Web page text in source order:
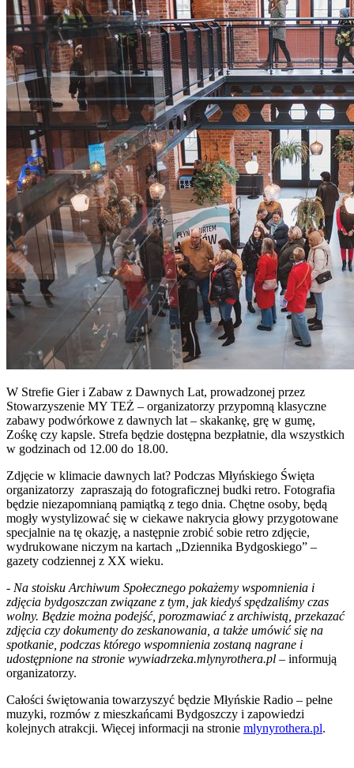
W Strefie Gier i Zabaw z Dawnych Lat, prowadzonej przez
Stowarzyszenie MY TEŻ – organizatorzy przypomną klasyczne
zabawy podwórkowe z dawnych lat – skakankę, grę w gumę,
Zośkę czy kapsle. Strefa będzie dostępna bezpłatnie, dla wszystkich
w godzinach od 12.00 do 18.00.
Zdjęcie w klimacie dawnych lat? Podczas Młyńskiego Święta
organizatorzy zapraszają do fotograficznej budki retro. Fotografia
będzie niezapomnianą pamiątką z tego dnia. Chętne osoby, będą
mogły wystylizować się w ciekawe nakrycia głowy przygotowane
specjalnie na tę okazję, a następnie zrobić sobie retro zdjęcie,
wydrukowane niczym na kartach „Dziennika Bydgoskiego” –
gazety codziennej z XX wieku.
- Na stoisku Archiwum Społecznego pokażemy wspomnienia i
zdjęcia bydgoszczan związane z tym, jak kiedyś spędzaliśmy czas
wolny. Będzie można podejść, porozmawiać z archiwistą, przekazać
zdjęcia czy dokumenty do zeskanowania, a także umówić się na
spotkanie, podczas którego wspomnienia zostaną nagrane i
udostępnione na stronie wywiadrzeka.mlynyrothera.pl – informują
organizatorzy.
Całości świętowania towarzyszyć będzie Młyńskie Radio – pełne
muzyki, rozmów z mieszkańcami Bydgoszczy i zapowiedzi
kolejnych atrakcji. Więcej informacji na stronie mlynyrothera.pl.